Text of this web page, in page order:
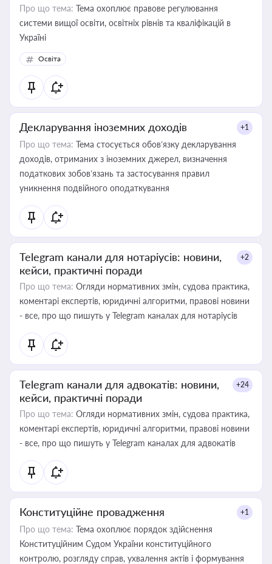
Про що тема: Тема охоплює правове регулювання
системи вищої освіти, освітніх рівнів та кваліфікацій в
Україні
Освіта
Декларування іноземних доходів +1
Про що тема: Тема стосується обов’язку декларування
доходів, отриманих з іноземних джерел, визначення
податкових зобов’язань та застосування правил
уникнення подвійного оподаткування
Telegram канали для нотаріусів: новини,
кейси, практичні поради
+2
Про що тема: Огляди нормативних змін, судова практика,
коментарі експертів, юридичні алгоритми, правові новини
- все, про що пишуть у Telegram каналах для нотаріусів
Telegram канали для адвокатів: новини,
кейси, практичні поради
+24
Про що тема: Огляди нормативних змін, судова практика,
коментарі експертів, юридичні алгоритми, правові новини
- все, про що пишуть у Telegram каналах для адвокатів
Конституційне провадження +1
Про що тема: Тема охоплює порядок здійснення
Конституційним Судом України конституційного
контролю, розгляду справ, ухвалення актів і формування